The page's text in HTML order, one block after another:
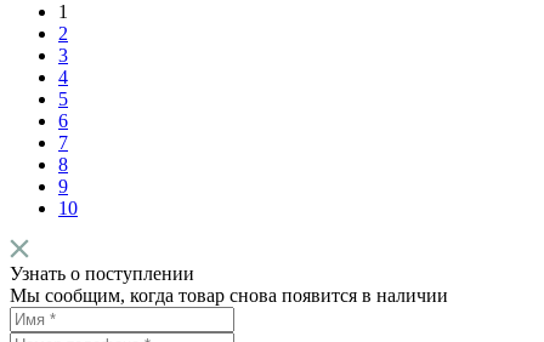
1
2
3
4
5
6
7
8
9
10
Узнать о поступлении
Мы сообщим, когда товар снова появится в наличии